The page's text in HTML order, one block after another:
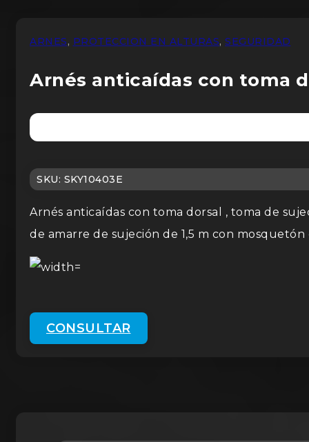
ARNES, PROTECCION EN ALTURAS, SEGURIDAD
Arnés anticaídas con toma
SKU: SKY10403E
Arnés anticaídas con toma dorsal , toma de
de amarre de sujeción de 1,5 m con mosquetón
CONSULTAR